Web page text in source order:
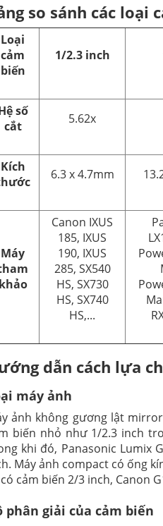
so sánh các loại
Loại
cảm
biến
1/2.3 inch
số
cắt
5.62x
Kích
6.3 x 4.7mm
Máy
khảo
Canon IXUS
185, IXUS
190, IXUS
285, SX540
HS, SX730
HS, SX740
HS,...
dẫn cách lựa
máy ảnh
ảnh không gương lật
biến nhỏ như 1/2.3 inch
khi đó, Panasonic Lumix
Máy ảnh compact có ống
cảm biến 2/3 inch, Canon
phân giải của cảm biến